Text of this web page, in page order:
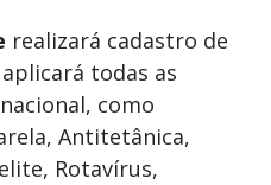
realizará cadastro de
todas as
como
Antitetânica,
Rotavírus,